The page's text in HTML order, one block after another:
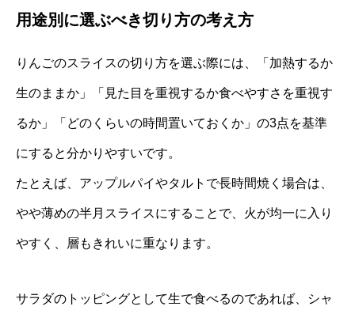
用途別に選ぶべき切り方の考え方
りんごのスライスの切り方を選ぶ際には、「加熱するか
生のままか」「見た目を重視するか食べやすさを重視す
るか」「どのくらいの時間置いておくか」の3点を基準
にすると分かりやすいです。
たとえば、アップルパイやタルトで長時間焼く場合は、
やや薄めの半月スライスにすることで、火が均一に入り
やすく、層もきれいに重なります。
サラダのトッピングとして生で食べるのであれば、シャ